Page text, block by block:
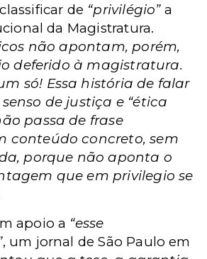
de “privilégio”a
da Magistratura.
não apontam, porém,
deferido à magistratura.
só! Essa história de falar
de justiça e “ética
passa de frase
conteúdo concreto, sem
porque não aponta o
que em privilegio se
apoio a “esse
, um jornal de São Paulo em